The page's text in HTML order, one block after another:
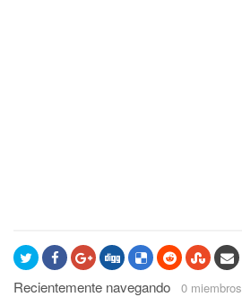
Recientemente navegando 0 miembros